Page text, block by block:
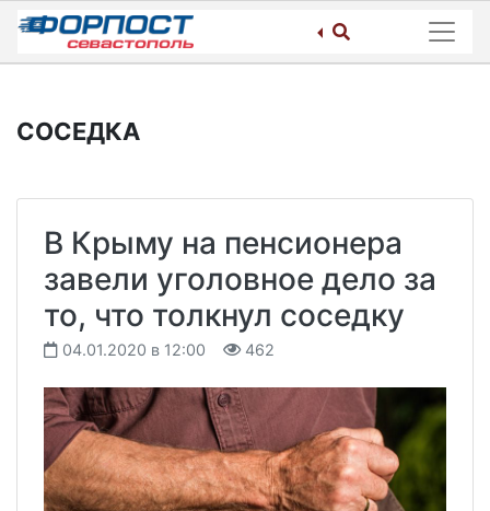
Skip
content
СОСЕДКА
В Крыму на пенсионера
завели уголовное дело за
то, что толкнул соседку
04.01.2020 в 12:00 462